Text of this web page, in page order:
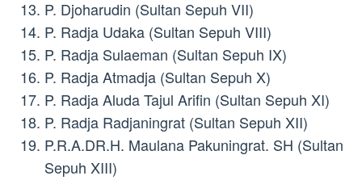
P. Djoharudin (Sultan Sepuh VII)
P. Radja Udaka (Sultan Sepuh VIII)
P. Radja Sulaeman (Sultan Sepuh IX)
P. Radja Atmadja (Sultan Sepuh X)
P. Radja Aluda Tajul Arifin (Sultan Sepuh XI)
P. Radja Radjaningrat (Sultan Sepuh XII)
P.R.A.DR.H. Maulana Pakuningrat. SH (Sultan
Sepuh XIII)